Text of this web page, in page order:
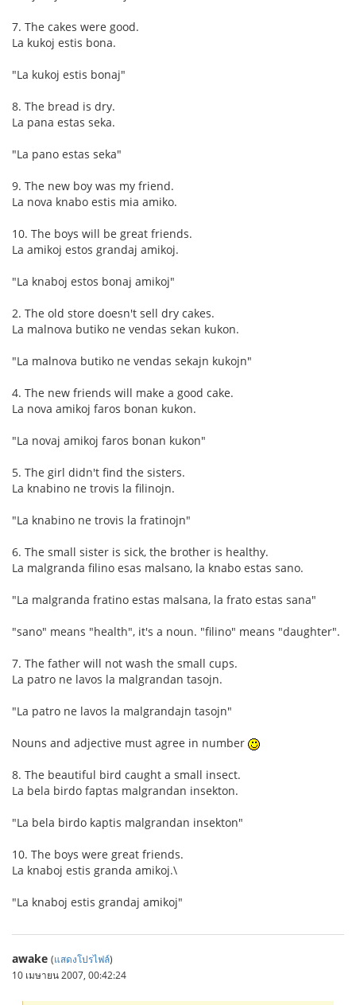
7. The cakes were good.
La kukoj estis bona.
"La kukoj estis bonaj"
8. The bread is dry.
La pana estas seka.
"La pano estas seka"
9. The new boy was my friend.
La nova knabo estis mia amiko.
10. The boys will be great friends.
La amikoj estos grandaj amikoj.
"La knaboj estos bonaj amikoj"
2. The old store doesn't sell dry cakes.
La malnova butiko ne vendas sekan kukon.
"La malnova butiko ne vendas sekajn kukojn"
4. The new friends will make a good cake.
La nova amikoj faros bonan kukon.
"La novaj amikoj faros bonan kukon"
5. The girl didn't find the sisters.
La knabino ne trovis la filinojn.
"La knabino ne trovis la fratinojn"
6. The small sister is sick, the brother is healthy.
La malgranda filino esas malsano, la knabo estas sano.
"La malgranda fratino estas malsana, la frato estas sana"
"sano" means "health", it's a noun. "filino" means "daughter".
7. The father will not wash the small cups.
La patro ne lavos la malgrandan tasojn.
"La patro ne lavos la malgrandajn tasojn"
Nouns and adjective must agree in number
8. The beautiful bird caught a small insect.
La bela birdo faptas malgrandan insekton.
"La bela birdo kaptis malgrandan insekton"
10. The boys were great friends.
La knaboj estis granda amikoj.\
"La knaboj estis grandaj amikoj"
awake (แสดงโปรไฟล์)
10 เมษายน 2007, 00:42:24